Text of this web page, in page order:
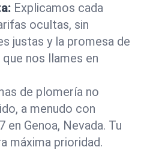
Explicamos cada
ocultas, sin
justas y la promesa de
nos llames en
de plomería no
a menudo con
Genoa, Nevada. Tu
máxima prioridad.